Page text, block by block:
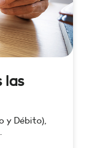
las
y Débito),